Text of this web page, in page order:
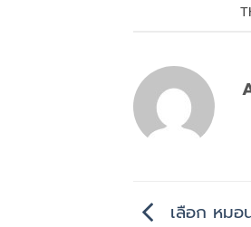
เลือก หมอ